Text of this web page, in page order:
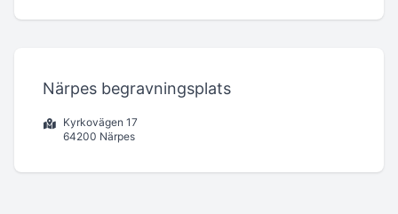
Närpes begravningsplats
Kyrkovägen 17
64200 Närpes